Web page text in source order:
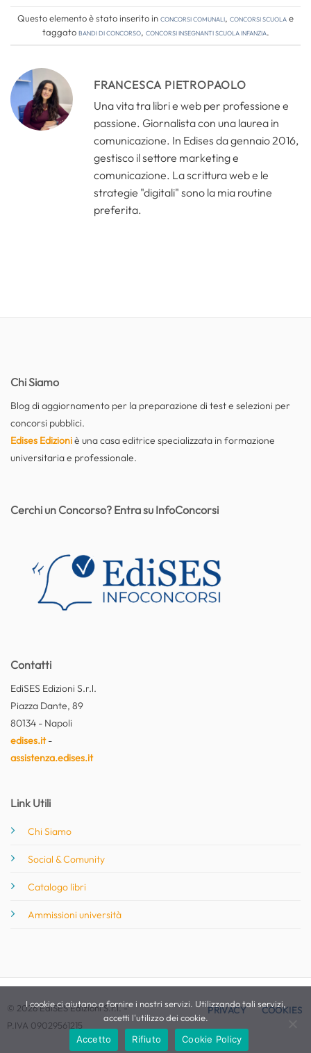
Questo elemento è stato inserito inConcorsi comunali, Concorsi Scuolae
taggatobandi di concorso, concorsi insegnanti scuola infanzia.
FRANCESCA PIETROPAOLO
Una vita tra libri e web per professione e
passione. Giornalista con una laurea in
comunicazione. In Edises da gennaio 2016,
gestisco il settore marketing e
comunicazione. La scrittura web e le
strategie "digitali" sono la mia routine
preferita.
Chi Siamo
Blog di aggiornamento per la preparazione di test e selezioni per
concorsi pubblici.
Edises Edizioniè una casa editrice specializzata in formazione
universitaria e professionale.
Contatti
EdiSES Edizioni S.r.l.
Piazza Dante, 89
80134 - Napoli
edises.it-
assistenza.edises.it
Link Utili
Chi Siamo
Social & Comunity
Catalogo libri
Ammissioni università
Cerchi un Concorso? Entra su InfoConcorsi
© 2026 EdiSES Edizioni S.r.l. -
P.IVA 09029561215
PRIVACY COOKIES
I cookie ci aiutano a fornire i nostri servizi. Utilizzando tali servizi,
accetti l'utilizzo dei cookie.
Accetto
Rifiuto Cookie Policy